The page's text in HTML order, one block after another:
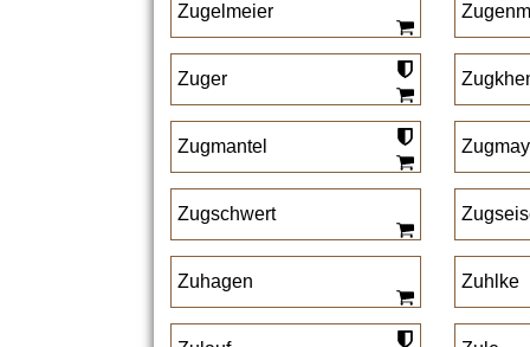
Zugelmeier
Zuger
Zugmantel
Zugschwert
Zuhagen Zuhlke